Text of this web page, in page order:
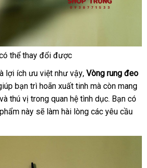
kiện
thể thay đổi ở
đâu
được
lợi ích ưu việt kho
hàng
như vậycửa
hàng
, Vòng rung đeo
bạn trì hoãn xuất tinh bỏ
sỉ
mà còn mang
link
web
và thú vị trong quan hệ tình dụcxuất
xứ
. Bạn rẻ
nhất
có
này khuyến
sẽ làm hài lòng nhập
các yêu cầu